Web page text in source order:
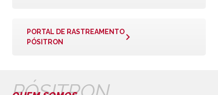
PORTAL DE RASTREAMENTO
PÓSITRON